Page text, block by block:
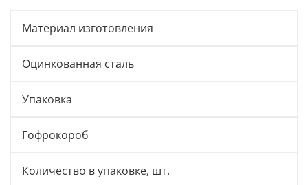
Материал изготовления
Оцинкованная сталь
Упаковка
Гофрокороб
Количество в упаковке, шт.